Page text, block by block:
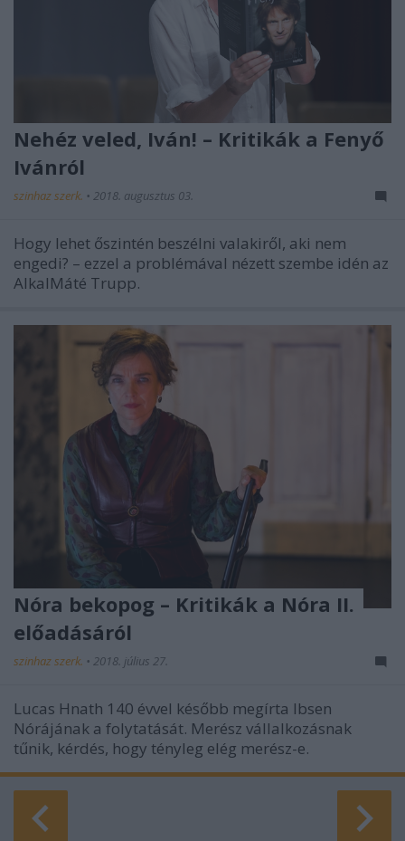
Nehéz veled, Iván! – Kritikák a Fenyő
Ivánról
szinhaz szerk. • 2018. augusztus 03.
Hogy lehet őszintén beszélni valakiről, aki nem
engedi? – ezzel a problémával nézett szembe idén az
AlkalMáté Trupp.
Nóra bekopog – Kritikák a Nóra II.
előadásáról
szinhaz szerk. • 2018. július 27.
Lucas Hnath 140 évvel később megírta Ibsen
Nórájának a folytatását. Merész vállalkozásnak
tűnik, kérdés, hogy tényleg elég merész-e.